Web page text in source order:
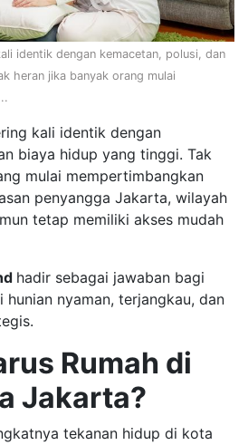
identik dengan kemacetan, polusi, dan
heran jika banyak orang mulai
kali identik dengan
biaya hidup yang tinggi. Tak
mulai mempertimbangkan
penyangga Jakarta, wilayah
tetap memiliki akses mudah
hadir sebagai jawaban bagi
hunian nyaman, terjangkau, dan
Rumah di
Jakarta?
tekanan hidup di kota